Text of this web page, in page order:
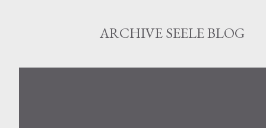
ARCHIVE SEELE BLOG